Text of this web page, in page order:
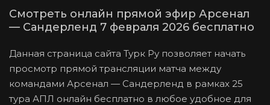
Данная страница сайта Турк Ру позволяет начать
просмотр прямой трансляции матча между
командами Арсенал — Сандерленд в рамках 25
тура АПЛ онлайн бесплатно в любое удобное для
Смотреть онлайн прямой эфир Арсенал
— Сандерленд 7 февраля 2026 бесплатно